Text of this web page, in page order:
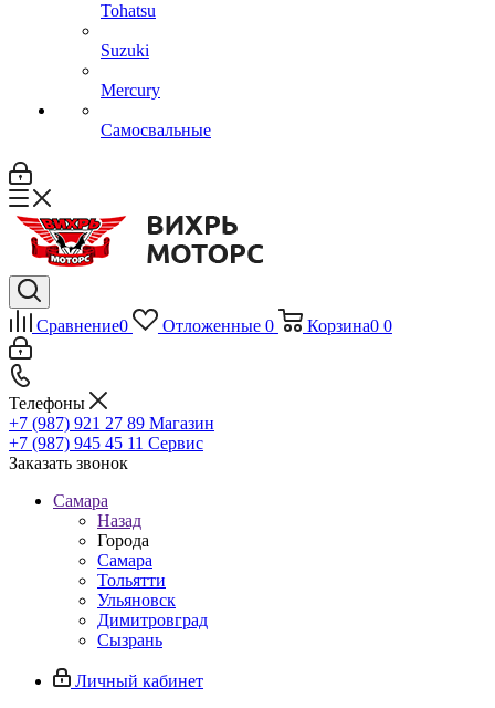
Tohatsu
Suzuki
Mercury
Самосвальные
Сравнение0 Отложенные 0 Корзина0 0
Телефоны
+7 (987) 921 27 89 Магазин
+7 (987) 945 45 11 Сервис
Заказать звонок
Самара
Назад
Города
Самара
Тольятти
Ульяновск
Димитровград
Сызрань
Личный кабинет